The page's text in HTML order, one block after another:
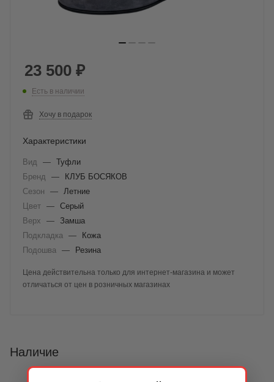
23 500 ₽
Есть в наличии
Хочу в подарок
Характеристики
Вид — Туфли
Бренд
—
КЛУБ БОСЯКОВ
Сезон
—
Летние
Цвет — Серый
Верх
— Замша
Подкладка
—
Кожа
Подошва
— Резина
Цена действительна только для интернет-магазина и может
отличаться от цен в розничных магазинах
Наличие